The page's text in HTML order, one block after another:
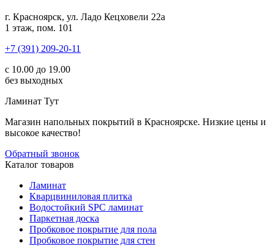
г. Красноярск, ул. Ладо Кецховели 22а
1 этаж, пом. 101
+7 (391) 209-20-11
с 10.00 до 19.00
без выходных
Ламинат Тут
Магазин напольных покрытий в Красноярске. Низкие цены и
высокое качество!
Обратный звонок
Каталог товаров
Ламинат
Кварцвиниловая плитка
Водостойкий SPC ламинат
Паркетная доска
Пробковое покрытие для пола
Пробковое покрытие для стен